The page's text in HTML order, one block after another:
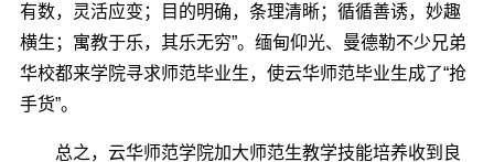
有数，灵活应变；目的明确，条理清晰；循循善诱，妙趣
横生；寓教于乐，其乐无穷”。缅甸仰光、曼德勒不少兄弟
华校都来学院寻求师范毕业生，使云华师范毕业生成了“抢
手货”。
总之，云华师范学院加大师范生教学技能培养收到良